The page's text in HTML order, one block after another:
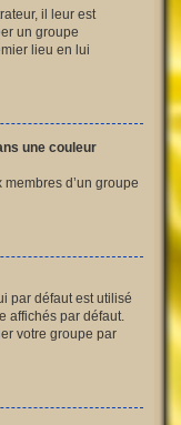
il leur est
un groupe
lieu en lui
une couleur
d’un groupe
par défaut est utilisé
affichés par défaut.
votre groupe par